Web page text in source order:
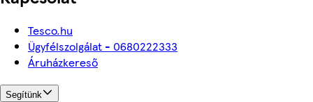
Tesco.hu
Ügyfélszolgálat - 0680222333
Áruházkereső
Segítünk